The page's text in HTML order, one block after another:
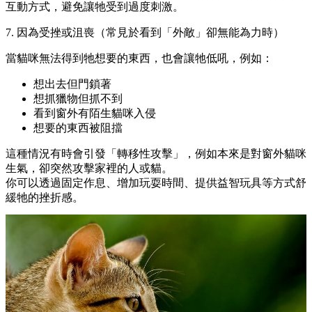
互動方式，避免讓牠受到過度刺激。
7. 因為受挫或沮喪（常見於看到「外敵」卻無能為力時）
當貓咪無法得到牠想要的東西，也會讓牠低吼，例如：
想出去但門鎖著
想抓獵物但抓不到
看到窗外有陌生貓咪入侵
想要的東西被阻擋
這種情況有時會引發「轉移性攻擊」，例如本來是對窗外貓咪
生氣，卻突然攻擊家裡的人或貓。
你可以透過固定作息、增加玩耍時間、提供益智玩具等方式舒
緩牠的挫折感。